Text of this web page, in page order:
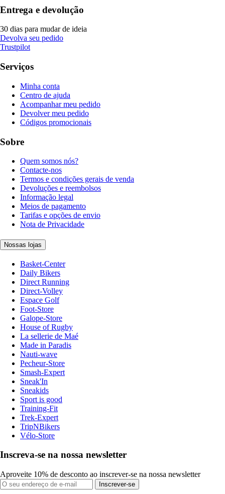
Entrega e devolução
30 dias para mudar de ideia
Devolva seu pedido
Trustpilot
Serviços
Minha conta
Centro de ajuda
Acompanhar meu pedido
Devolver meu pedido
Códigos promocionais
Sobre
Quem somos nós?
Contacte-nos
Termos e condições gerais de venda
Devoluções e reembolsos
Informação legal
Meios de pagamento
Tarifas e opções de envio
Nota de Privacidade
Nossas lojas
Basket-Center
Daily Bikers
Direct Running
Direct-Volley
Espace Golf
Foot-Store
Galope-Store
House of Rugby
La sellerie de Maé
Made in Paradis
Nauti-wave
Pecheur-Store
Smash-Expert
Sneak'In
Sneakids
Sport is good
Training-Fit
Trek-Expert
TripNBikers
Vélo-Store
Inscreva-se na nossa newsletter
Aproveite 10% de desconto ao inscrever-se na nossa newsletter
Inscrever-se